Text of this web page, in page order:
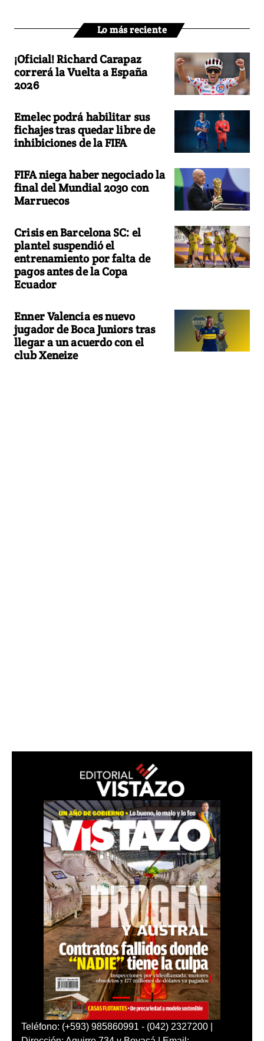
Lo más reciente
¡Oficial! Richard Carapaz
correrá la Vuelta a España
2026
Emelec podrá habilitar sus
fichajes tras quedar libre de
inhibiciones de la FIFA
FIFA niega haber negociado la
final del Mundial 2030 con
Marruecos
Crisis en Barcelona SC: el
plantel suspendió el
entrenamiento por falta de
pagos antes de la Copa
Ecuador
Enner Valencia es nuevo
jugador de Boca Juniors tras
llegar a un acuerdo con el
club Xeneize
Teléfono: (+593) 985860991 - (042) 2327200 |